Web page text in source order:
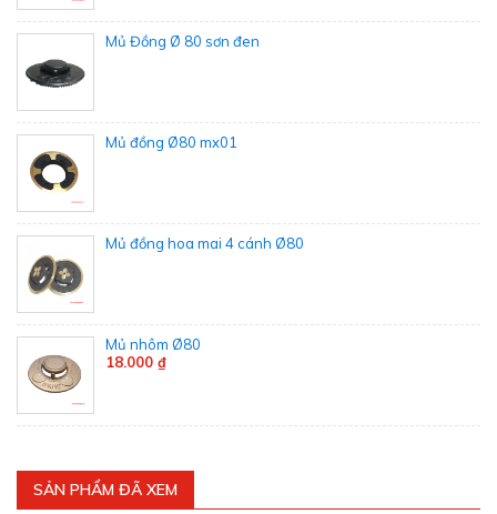
Mủ Đồng Ø 80 sơn đen
Mủ đồng Ø80 mx01
Mủ đồng hoa mai 4 cánh Ø80
Mủ nhôm Ø80
18.000 ₫
SẢN PHẨM ĐÃ XEM